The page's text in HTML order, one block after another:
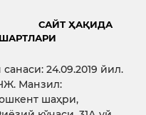
САЙТ ҲАҚИДА
24.09.2019 йил.
Манзил:
шаҳри,